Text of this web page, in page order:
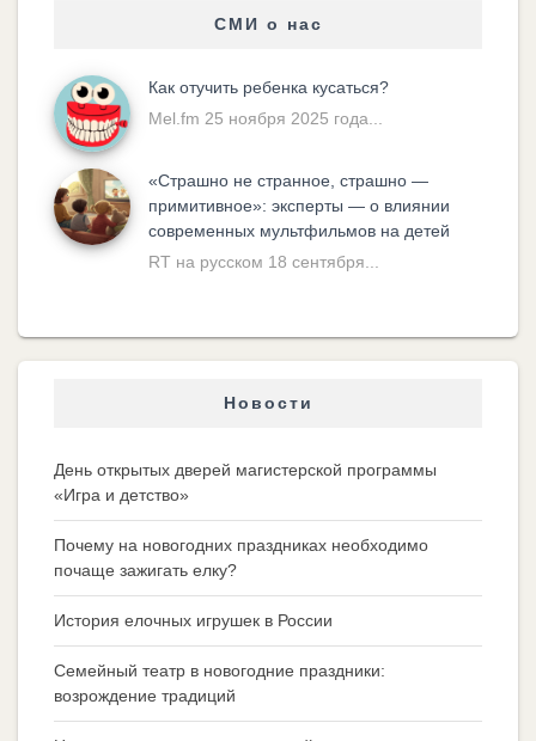
СМИ о нас
Как отучить ребенка кусаться?
Mel.fm 25 ноября 2025 года...
«Cтрашно не странное, страшно —
примитивное»: эксперты — о влиянии
современных мультфильмов на детей
RT на русском 18 сентября...
Новости
День открытых дверей магистерской программы
«Игра и детство»
Почему на новогодних праздниках необходимо
почаще зажигать елку?
История елочных игрушек в России
Семейный театр в новогодние праздники:
возрождение традиций